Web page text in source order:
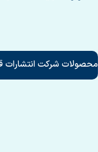
محصولات شرکت انتشارات